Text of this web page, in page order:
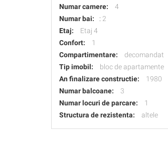
Numar camere:
4
Numar bai:
: 2
Etaj:
Etaj 4
Confort:
1
Compartimentare:
decomandat
Tip imobil:
bloc de apartamente
An finalizare constructie:
1980
Numar balcoane:
3
Numar locuri de parcare:
1
Structura de rezistenta:
altele